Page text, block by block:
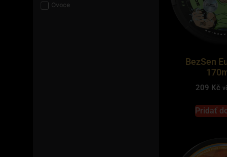
Ovoce
BezSen
209 Kč
Pridať